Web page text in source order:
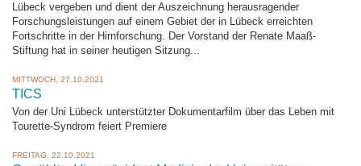
Lübeck vergeben und dient der Auszeichnung herausragender
Forschungsleistungen auf einem Gebiet der in Lübeck erreichten
Fortschritte in der Hirnforschung. Der Vorstand der Renate Maaß-
Stiftung hat in seiner heutigen Sitzung...
MITTWOCH, 27.10.2021
TICS
Von der Uni Lübeck unterstützter Dokumentarfilm über das Leben mit
Tourette-Syndrom feiert Premiere
FREITAG, 22.10.2021